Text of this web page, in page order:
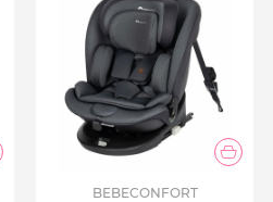
BEBECONFORT